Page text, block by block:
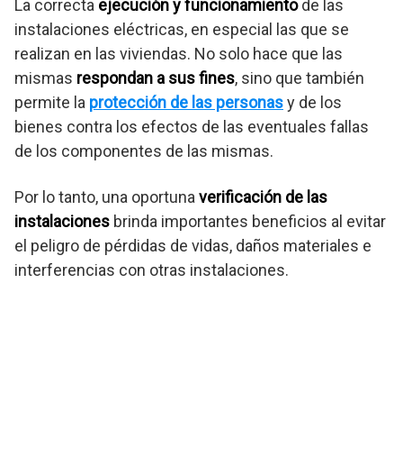
La correcta ejecución y funcionamientode las
instalaciones eléctricas, en especial las que se
realizan en las viviendas. No solo hace que las
mismas respondan a sus fines, sino que también
permite la protección de las personasy de los
bienes contra los efectos de las eventuales fallas
de los componentes de las mismas.
Por lo tanto, una oportuna verificación de las
instalaciones brinda importantes beneficios al evitar
el peligro de pérdidas de vidas, daños materiales e
interferencias con otras instalaciones.